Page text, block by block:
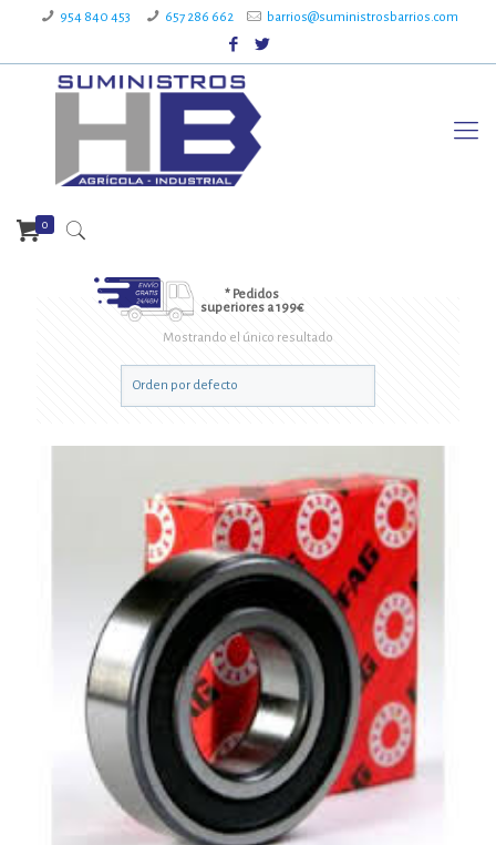
954 840 453 657 286 662 barrios@suministrosbarrios.com
* Pedidos
superiores a 199€
0
Mostrando el único resultado